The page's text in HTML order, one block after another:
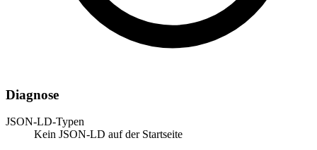
Diagnose
JSON-LD-Typen
Kein JSON-LD auf der Startseite